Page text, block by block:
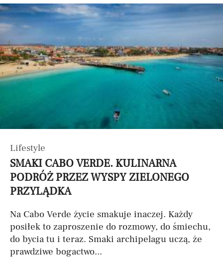
Lifestyle
SMAKI CABO VERDE. KULINARNA
PODRÓŻ PRZEZ WYSPY ZIELONEGO
PRZYLĄDKA
Na Cabo Verde życie smakuje inaczej. Każdy
posiłek to zaproszenie do rozmowy, do śmiechu,
do bycia tu i teraz. Smaki archipelagu uczą, że
prawdziwe bogactwo...